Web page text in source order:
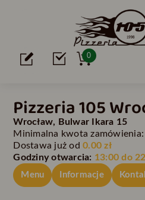
0
Pizzeria 105
Wrocław, Bulwar Ikara 15
Minimalna kwota
Dostawa już od0.00 zł
Godziny otwarcia: 13:00 do
Menu Informacje